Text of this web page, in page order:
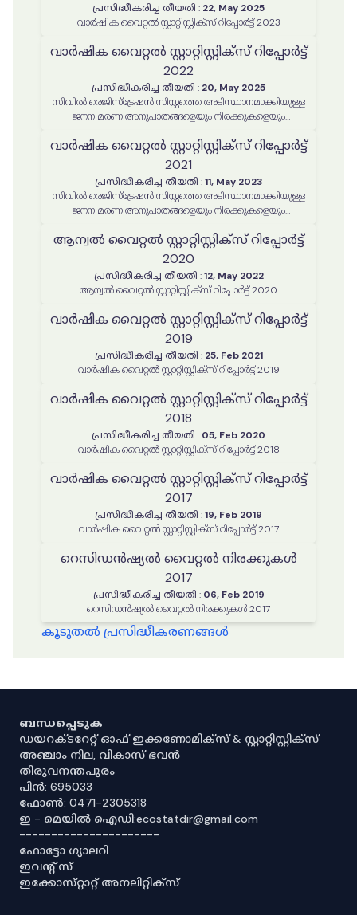
പ്രസിദ്ധീകരിച്ച തീയതി : 22, May 2025
വാർഷിക വൈറ്റൽ സ്റ്റാറ്റിസ്റ്റിക്‌സ് റിപ്പോർട്ട് 2023
വാർഷിക വൈറ്റൽ സ്റ്റാറ്റിസ്റ്റിക്‌സ് റിപ്പോർട്ട്
2022
പ്രസിദ്ധീകരിച്ച തീയതി : 20, May 2025
സിവിൽ രെജിസ്ട്രേഷൻ സിസ്റ്റത്തെ അടിസ്ഥാനമാക്കിയുള്ള
ജനന മരണ അനുപാതങ്ങളെയും നിരക്കുകളെയും
വാർഷിക വൈറ്റൽ സ്റ്റാറ്റിസ്റ്റിക്‌സ് റിപ്പോർട്ട്
2021
പ്രസിദ്ധീകരിച്ച തീയതി : 11, May 2023
സിവിൽ രെജിസ്ട്രേഷൻ സിസ്റ്റത്തെ അടിസ്ഥാനമാക്കിയുള്ള
ജനന മരണ അനുപാതങ്ങളെയും നിരക്കുകളെയും
ആന്വൽ വൈറ്റൽ സ്റ്റാറ്റിസ്റ്റിക്‌സ് റിപ്പോർട്ട്
2020
പ്രസിദ്ധീകരിച്ച തീയതി : 12, May 2022
ആന്വൽ വൈറ്റൽ സ്റ്റാറ്റിസ്റ്റിക്‌സ് റിപ്പോർട്ട് 2020
വാർഷിക വൈറ്റൽ സ്റ്റാറ്റിസ്റ്റിക്‌സ് റിപ്പോർട്ട്
2019
പ്രസിദ്ധീകരിച്ച തീയതി : 25, Feb 2021
വാർഷിക വൈറ്റൽ സ്റ്റാറ്റിസ്റ്റിക്‌സ് റിപ്പോർട്ട് 2019
വാർഷിക വൈറ്റൽ സ്റ്റാറ്റിസ്റ്റിക്‌സ് റിപ്പോർട്ട്
2018
പ്രസിദ്ധീകരിച്ച തീയതി : 05, Feb 2020
വാർഷിക വൈറ്റൽ സ്റ്റാറ്റിസ്റ്റിക്‌സ് റിപ്പോർട്ട് 2018
വാർഷിക വൈറ്റൽ സ്റ്റാറ്റിസ്റ്റിക്‌സ് റിപ്പോർട്ട്
2017
പ്രസിദ്ധീകരിച്ച തീയതി :19, Feb 2019
വാർഷിക വൈറ്റൽ സ്റ്റാറ്റിസ്റ്റിക്‌സ് റിപ്പോർട്ട് 2017
റെസിഡൻഷ്യൽ വൈറ്റൽ നിരക്കുകൾ
2017
പ്രസിദ്ധീകരിച്ച തീയതി : 06, Feb 2019
റെസിഡൻഷ്യൽ വൈറ്റൽ നിരക്കുകൾ 2017
കൂടുതൽ പ്രസിദ്ധീകരണങ്ങൾ
ബന്ധപ്പെടുക
ഡയറക്ടറേറ്റ് ഓഫ് ഇക്കണോമിക്സ് & സ്റ്റാറ്റിസ്റ്റിക്സ്
അഞ്ചാം നില, വികാസ് ഭവൻ
തിരുവനന്തപുരം
പിൻ: 695033
ഫോൺ: 0471-2305318
ഇ - മെയിൽ ഐഡി:ecostatdir@gmail.com
----------------------
ഫോട്ടോ ഗ്യാലറി
ഇവൻ്റ് സ്
ഇക്കോസ്‌റ്റാറ്റ് അനലിറ്റിക്‌സ്